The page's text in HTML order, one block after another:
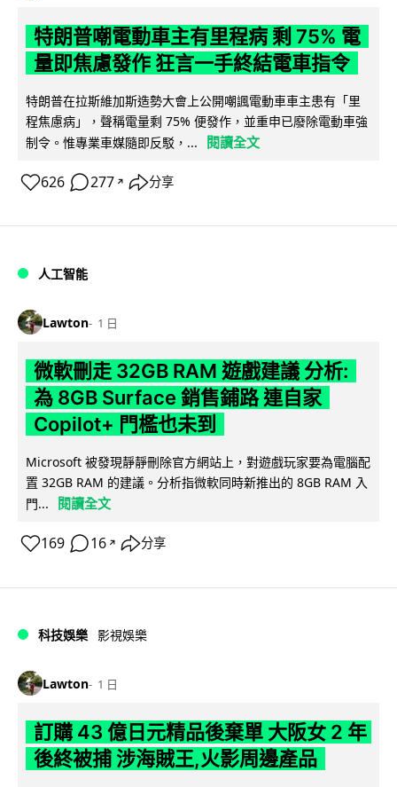
特朗普嘲電動車主有里程病 剩 75% 電
量即焦慮發作 狂言一手終結電車指令
特朗普在拉斯維加斯造勢大會上公開嘲諷電動車車主患有「里
程焦慮病」，聲稱電量剩 75% 便發作，並重申已廢除電動車強
制令。惟專業車媒隨即反駁，...
閱讀全文
626 277 ↗ 分享
人工智能
Lawton 1 日
微軟刪走 32GB RAM 遊戲建議 分析:
為 8GB Surface 銷售鋪路 連自家
Copilot+ 門檻也未到
Microsoft 被發現靜靜刪除官方網站上，對遊戲玩家要為電腦配
置 32GB RAM 的建議。分析指微軟同時新推出的 8GB RAM 入
門...
閱讀全文
169 16 ↗ 分享
科技娛樂 影視娛樂
Lawton 1 日
訂購 43 億日元精品後棄單 大阪女 2 年
後終被捕 涉海賊王,火影周邊產品